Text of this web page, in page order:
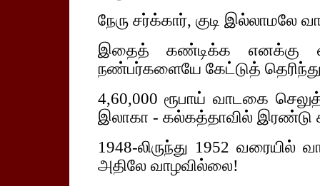
நேரு சர்க்கார், குடி இல்லாமலே
இதைத் கண்டிக்க எனக்கு
நண்பர்களையே கேட்டுத்
4,60,000 ரூபாய் வாடகை
இலாகா - கல்கத்தாவில் இரண்டு
1948-லிருந்து 1952 வரையில்
அதிலே வாழவில்லை!